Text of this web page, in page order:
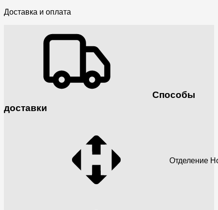
Доставка и оплата
Способы
доставки
Отделение